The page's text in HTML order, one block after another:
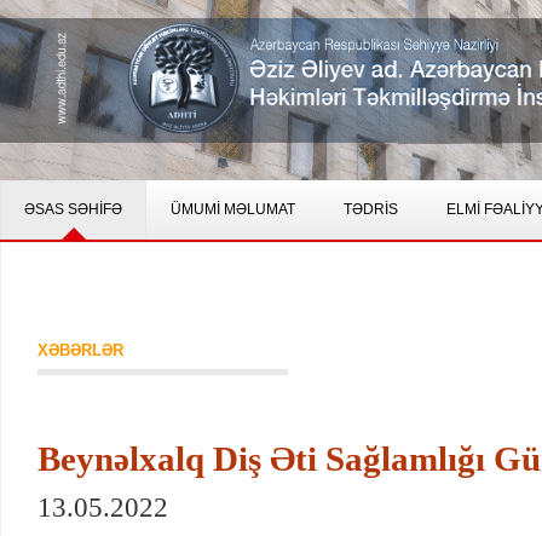
ƏSAS SƏHİFƏ ÜMUMİ MƏLUMAT TƏDRİS ELMİ
XƏBƏRLƏR
Beynəlxalq Diş Əti Sağlamlığı
13.05.2022